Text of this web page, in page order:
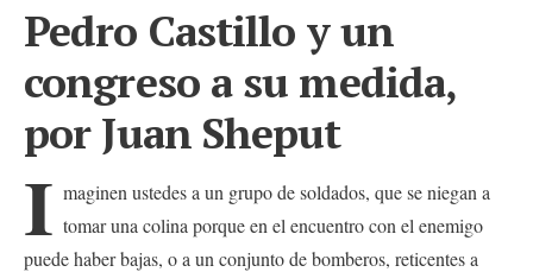
Pedro Castillo y un
congreso a su medida,
por Juan Sheput
I maginen ustedes a un grupo de soldados, que se niegan a
tomar una colina porque en el encuentro con el enemigo
puede haber bajas, o a un conjunto de bomberos, reticentes a